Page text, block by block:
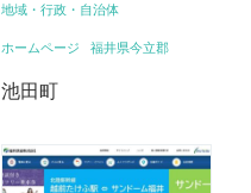
地域・行政・自治体
ホームページ 福井県今立郡
池田町